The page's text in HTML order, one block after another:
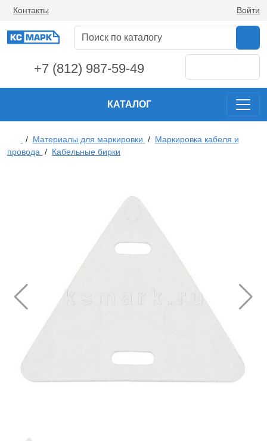
Контакты Войти
+7 (812) 987-59-49
КАТАЛОГ
/ Материалы для маркировки / Маркировка кабеля и
провода / Кабельные бирки